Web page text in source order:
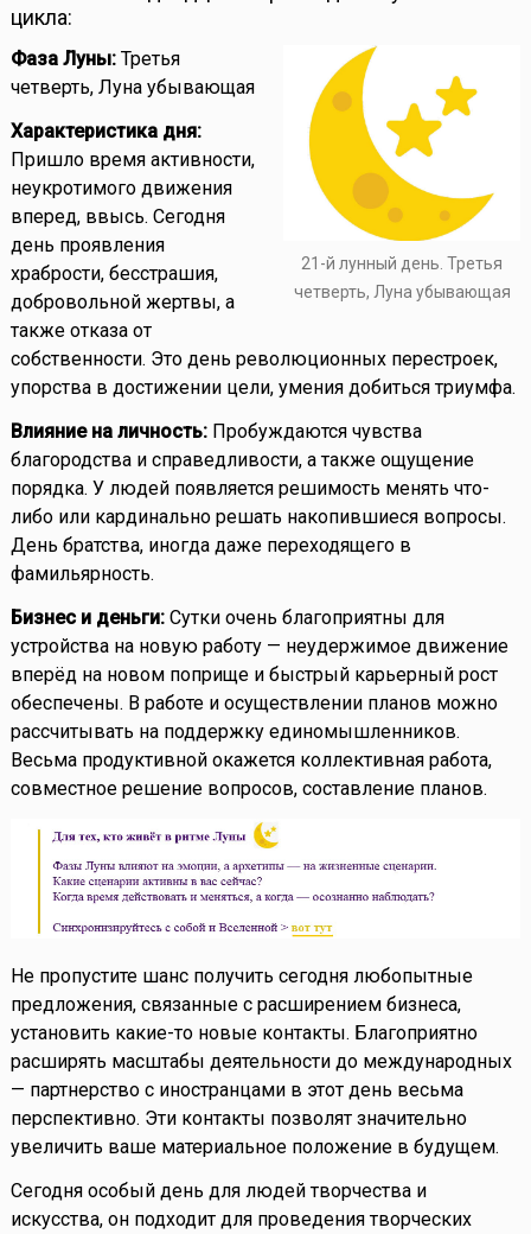
цикла:
21-й лунный день. Третья
четверть, Луна убывающая
Фаза Луны:Третья
четверть, Луна убывающая
Характеристика дня:
Пришло время активности,
неукротимого движения
вперед, ввысь. Сегодня
день проявления
храбрости, бесстрашия,
добровольной жертвы, а
также отказа от
собственности. Это день революционных перестроек,
упорства в достижении цели, умения добиться триумфа.
Влияние на личность:Пробуждаются чувства
благородства и справедливости, а также ощущение
порядка. У людей появляется решимость менять что-
либо или кардинально решать накопившиеся вопросы.
День братства, иногда даже переходящего в
фамильярность.
Бизнес и деньги:Сутки очень благоприятны для
устройства на новую работу — неудержимое движение
вперёд на новом поприще и быстрый карьерный рост
обеспечены. В работе и осуществлении планов можно
рассчитывать на поддержку единомышленников.
Весьма продуктивной окажется коллективная работа,
совместное решение вопросов, составление планов.
Не пропустите шанс получить сегодня любопытные
предложения, связанные с расширением бизнеса,
установить какие-то новые контакты. Благоприятно
расширять масштабы деятельности до международных
— партнерство с иностранцами в этот день весьма
перспективно. Эти контакты позволят значительно
увеличить ваше материальное положение в будущем.
Сегодня особый день для людей творчества и
искусства, он подходит для проведения творческих